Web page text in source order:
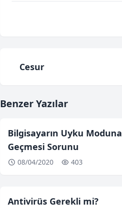
Cesur
Benzer Yazılar
Bilgisayarın Uyku Moduna
Geçmesi Sorunu
08/04/2020 403
Antivirüs Gerekli mi?